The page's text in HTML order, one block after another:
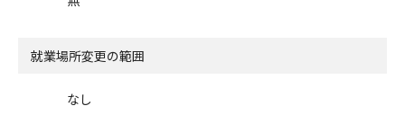
就業場所変更の範囲
なし